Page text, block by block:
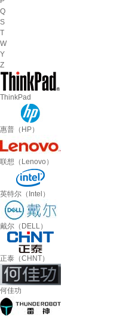
Q
S
T
W
Y
Z
ThinkPad
惠普（HP）
联想（Lenovo）
英特尔（Intel）
戴尔（DELL）
正泰（CHNT）
何佳功